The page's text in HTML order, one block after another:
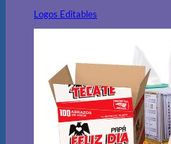
Logos Editables